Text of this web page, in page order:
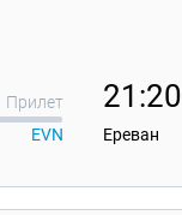
Прилет
EVN
21:20
Ереван